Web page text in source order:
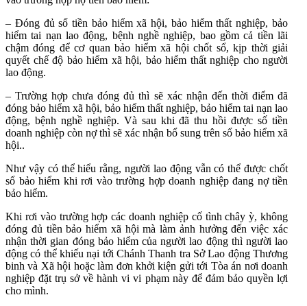
– Đóng đủ số tiền bảo hiểm xã hội, bảo hiểm thất nghiệp, bảo
hiểm tai nạn lao động, bệnh nghề nghiệp, bao gồm cả tiền lãi
chậm đóng để cơ quan bảo hiểm xã hội chốt sổ, kịp thời giải
quyết chế độ bảo hiểm xã hội, bảo hiểm thất nghiệp cho người
lao động.
– Trường hợp chưa đóng đủ thì sẽ xác nhận đến thời điểm đã
đóng bảo hiểm xã hội, bảo hiểm thất nghiệp, bảo hiểm tai nạn lao
động, bệnh nghề nghiệp. Và sau khi đã thu hồi được số tiền
doanh nghiệp còn nợ thì sẽ xác nhận bổ sung trên sổ bảo hiểm xã
hội..
Như vậy có thể hiểu rằng, người lao động vẫn có thể được chốt
sổ bảo hiểm khi rơi vào trường hợp doanh nghiệp đang nợ tiền
bảo hiểm.
Khi rơi vào trường hợp các doanh nghiệp cố tình chây ỳ, không
đóng đủ tiền bảo hiểm xã hội mà làm ảnh hưởng đến việc xác
nhận thời gian đóng bảo hiểm của người lao động thì người lao
động có thể khiếu nại tới Chánh Thanh tra Sở Lao động Thương
binh và Xã hội hoặc làm đơn khởi kiện gửi tới Tòa án nơi doanh
nghiệp đặt trụ sở về hành vi vi phạm này để đảm bảo quyền lợi
cho mình.